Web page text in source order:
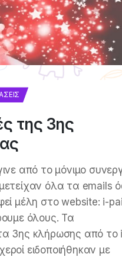
της 3ης
από το μόνιμο
όλα τα emails
μέλη στο website: i-
όλους. Τα
3ης κλήρωσης από το
ειδοποιήθηκαν με